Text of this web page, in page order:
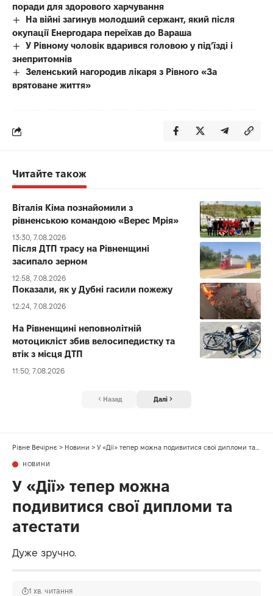
поради для здорового харчування
На війні загинув молодший сержант, який після
окупації Енергодара переїхав до Вараша
У Рівному чоловік вдарився головою у під’їзді і
знепритомнів
Зеленський нагородив лікаря з Рівного «За
врятоване життя»
Читайте також
Віталія Кіма познайомили з
рівненською командою «Верес Мрія»
13:30, 7.08.2026
Після ДТП трасу на Рівненщині
засипало зерном
12:58, 7.08.2026
Показали, як у Дубні гасили пожежу
12:24, 7.08.2026
На Рівненщині неповнолітній
мотоцикліст збив велосипедистку та
втік з місця ДТП
11:50, 7.08.2026
Назад Далі
Рівне Вечірнє > Новини > У «Дії» тепер можна подивитися свої дипломи та атестати
НОВИНИ
У «Дії» тепер можна
подивитися свої дипломи та
атестати
Дуже зручно.
1 хв. читання